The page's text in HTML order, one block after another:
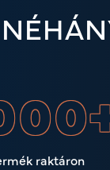
raktáron